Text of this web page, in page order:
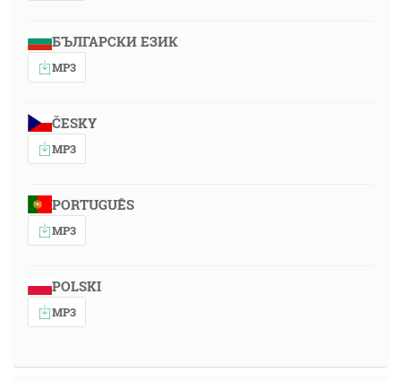
БЪЛГАРСКИ ЕЗИК
MP3
ČESKY
MP3
PORTUGUÊS
MP3
POLSKI
MP3